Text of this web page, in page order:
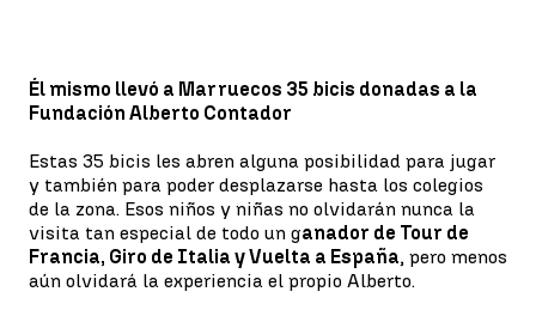
Él mismo llevó a Marruecos 35 bicis donadas a la
Fundación Alberto Contador
Estas 35 bicis les abren alguna posibilidad para jugar
y también para poder desplazarse hasta los colegios
de la zona. Esos niños y niñas no olvidarán nunca la
visita tan especial de todo un ganador de Tour de
Francia, Giro de Italia y Vuelta a España, pero menos
aún olvidará la experiencia el propio Alberto.